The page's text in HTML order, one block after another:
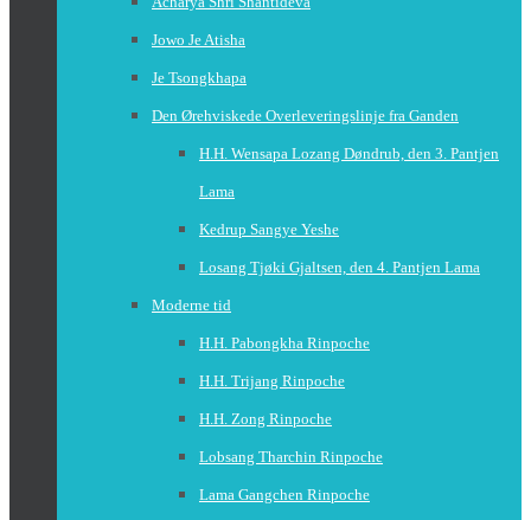
Jowo Je Atisha
Je Tsongkhapa
Den Ørehviskede Overleveringslinje fra Ganden
H.H. Wensapa Lozang Døndrub, den 3. Pantjen
Lama
Kedrup Sangye Yeshe
Losang Tjøki Gjaltsen, den 4. Pantjen Lama
Moderne tid
H.H. Pabongkha Rinpoche
H.H. Trijang Rinpoche
H.H. Zong Rinpoche
Lobsang Tharchin Rinpoche
Lama Gangchen Rinpoche